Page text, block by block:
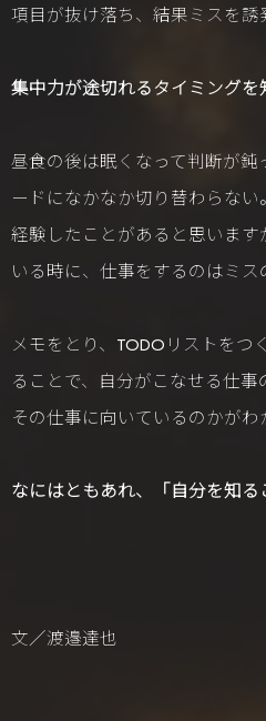
項目が抜け落ち、結果ミスを誘
集中力が途切れるタイミングを
昼食の後は眠くなって判断が
ードになかなか切り替わらな
経験したことがあると思いま
いる時に、仕事をするのはミス
メモをとり、TODOリストをつ
ることで、自分がこなせる仕
その仕事に向いているのかがわ
なにはともあれ、「自分を知る
文／渡邉達也